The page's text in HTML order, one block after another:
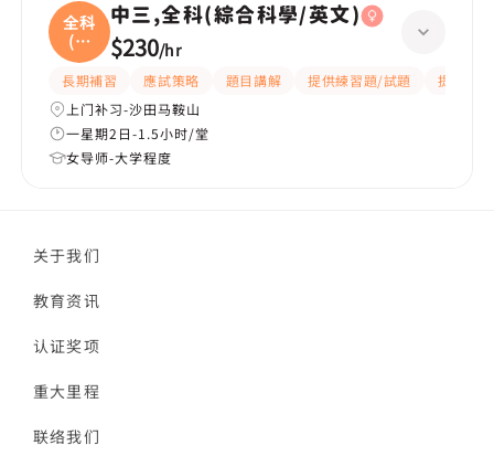
全科
(綜
合
中三,全科(綜合科學/英文)
$230/hr
長期補習 應試策略 題目講解 提供練習題/試題
提供筆記
上门补习-沙田马鞍山
一星期2日-1.5小时/堂
女导师-大学程度
关于我们
教育资讯
认证奖项
重大里程
联络我们